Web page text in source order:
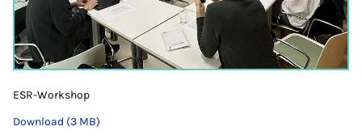
ESR-Workshop
Download (3 MB)